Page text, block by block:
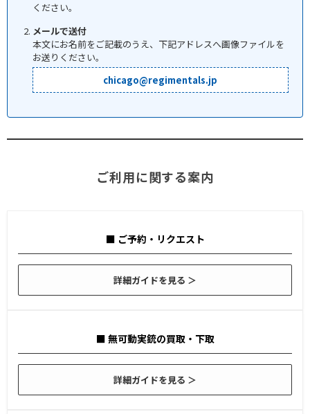
ください。
メールで送付
本文にお名前をご記載のうえ、下記アドレスへ画像ファイルを
お送りください。
chicago@regimentals.jp
ご利用に関する案内
■ ご予約・リクエスト
詳細ガイドを見る ＞
■ 無可動実銃の買取・下取
詳細ガイドを見る ＞